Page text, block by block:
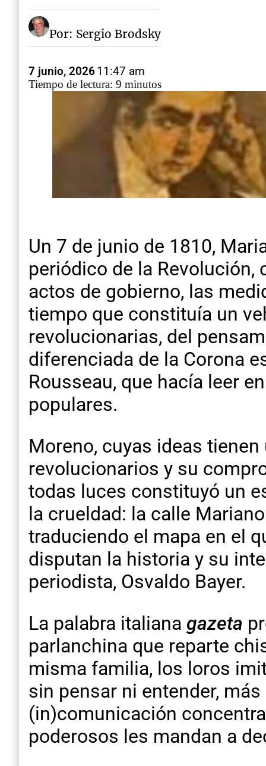
Por: Sergio Brodsky
7 junio, 202611:47 am
Tiempo de lectura: 9 minutos
Un 7 de junio de 1810,
periódico de la
actos de gobierno, las
tiempo que constituía un
revolucionarias, del
diferenciada de la Corona
Rousseau, que hacía leer
populares.
Moreno, cuyas ideas
revolucionarios y su
todas luces constituyó un
la crueldad: la calle
traduciendo el mapa en el
disputan la historia y su
periodista, Osvaldo Bayer.
La palabra italiana gazeta
parlanchina que reparte
misma familia, los loros
sin pensar ni entender,
(in)comunicación
poderosos les mandan a